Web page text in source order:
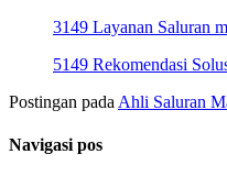
3149 Layanan Saluran
5149 Rekomendasi
Postingan pada Ahli Saluran
Navigasi pos